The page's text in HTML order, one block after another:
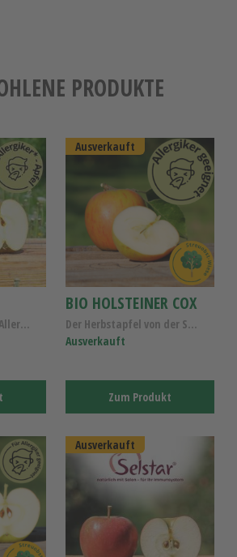
PRODUKTE
Der Alleskönner Kl.I , Allergiker Apfel Wellant
Ausverkauft
BIO HOLSTEINER COX
Der Herbstapfel von der Streuobstwiese - Bio Apfel...
Ausverkauft
Zum Produkt
Ausverkauft